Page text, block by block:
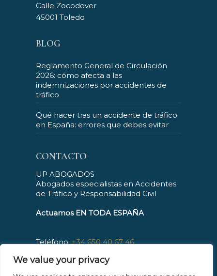
We value your privacy
Calle Zocodover
45001 Toledo
BLOG
Reglamento General de Circulación
2026: cómo afecta a las
indemnizaciones por accidentes de
tráfico
Qué hacer tras un accidente de tráfico
en España: errores que debes evitar
CONTACTO
UP ABOGADOS
Abogados especialistas en Accidentes
de Tráfico y Responsabilidad Civil
Actuamos EN TODA ESPAÑA
Teléfono:+34 650 40 67 46
Atención telefónica: 24h/7 días